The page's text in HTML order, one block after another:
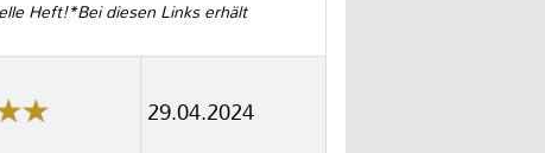
Heft!*Bei diesen Links erhält
29.04.2024